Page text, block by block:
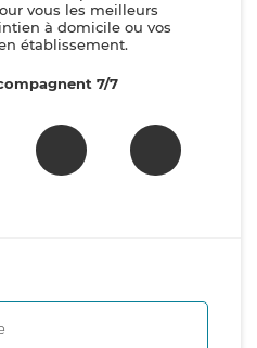
vous les meilleurs
à domicile ou vos
établissement.
7/7